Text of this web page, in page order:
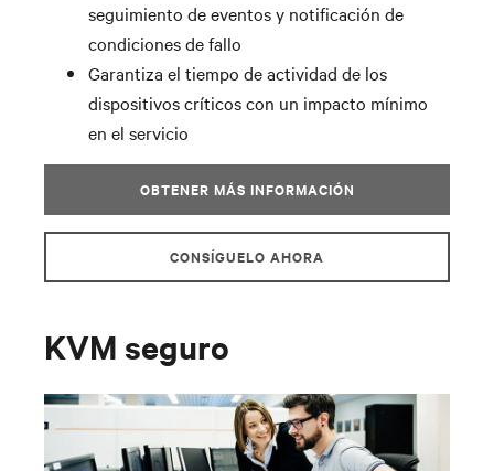
seguimiento de eventos y notificación de
condiciones de fallo
Garantiza el tiempo de actividad de los
dispositivos críticos con un impacto mínimo
en el servicio
OBTENER MÁS INFORMACIÓN
CONSÍGUELO AHORA
KVM seguro